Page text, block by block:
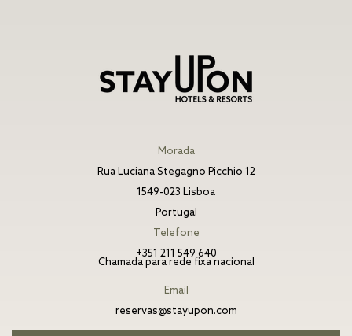
Morada
Rua Luciana Stegagno Picchio 12
1549-023 Lisboa
Portugal
Telefone
+351 211 549 640
Chamada para rede fixa nacional
Email
reservas@stayupon.com